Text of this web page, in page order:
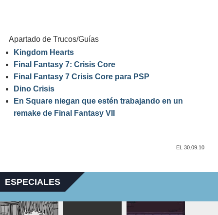
Apartado de Trucos/Guías
Kingdom Hearts
Final Fantasy 7: Crisis Core
Final Fantasy 7 Crisis Core para PSP
Dino Crisis
En Square niegan que estén trabajando en un
remake de Final Fantasy VII
EL 30.09.10
ESPECIALES